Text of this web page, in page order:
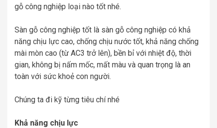
gỗ công nghiệp loại nào tốt nhé.
Sàn gỗ công nghiệp tốt là sàn gỗ công nghiệp có khả
năng chịu lực cao, chống chịu nước tốt, khả năng chống
mài mòn cao (từ AC3 trở lên), bền bỉ với nhiệt độ, thời
gian, không bị nấm mốc, mất màu và quan trọng là an
toàn với sức khoẻ con người.
Chúng ta đi kỹ từng tiêu chí nhé
Khả năng chịu lực